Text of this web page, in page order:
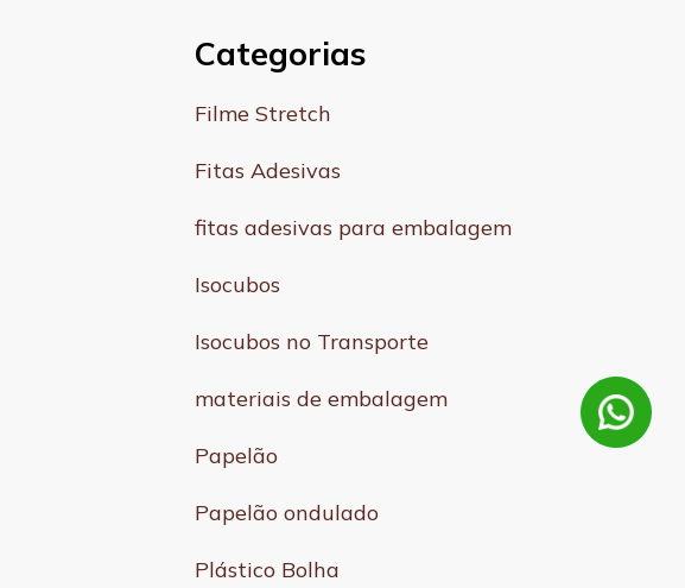
Categorias
Filme Stretch
Fitas Adesivas
fitas adesivas para embalagem
Isocubos
Isocubos no Transporte
materiais de embalagem
Papelão
Papelão ondulado
Plástico Bolha